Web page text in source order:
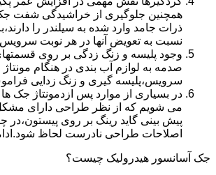
همچنین جلوگیری از خراشیدگی شفت
ذرات جامد وارد شده به سیلندر را
نسبت به تعویض آنها در هر نوبت
وجود پلیسه و زنگ زدگی بر روی
صدمه به لوازم آب بندی در هنگام
سرویس،پلیسه گیری و زنگ زدایی
در بسیاری از موارد پس ازدمونتاژ جک ها
می شویم که از نظر طراحی دارای
پیش بینی گاید رینگ بر روی پیستون،در
اصلاحات طراحی نادرست لحاظ
جک آسانسور هیدرولیک چیست؟